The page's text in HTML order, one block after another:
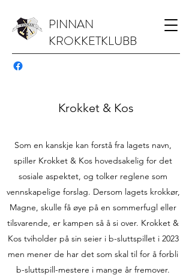
PINNAN
KROKKETKLUBB
Krokket & Kos
Som en kanskje kan forstå fra lagets navn,
spiller Krokket & Kos hovedsakelig for det
sosiale aspektet, og tolker reglene som
vennskapelige forslag. Dersom lagets krokkør,
Magne, skulle få øye på en sommerfugl eller
tilsvarende, er kampen så å si over. Krokket &
Kos tviholder på sin seier i b-sluttspillet i 2023
men mener de har det som skal til for å forbli
b-sluttspill-mestere i mange år fremover.